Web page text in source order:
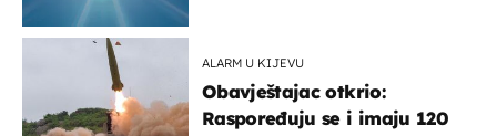
ALARM U KIJEVU
Obavještajac otkrio:
Raspoređuju se i imaju 120